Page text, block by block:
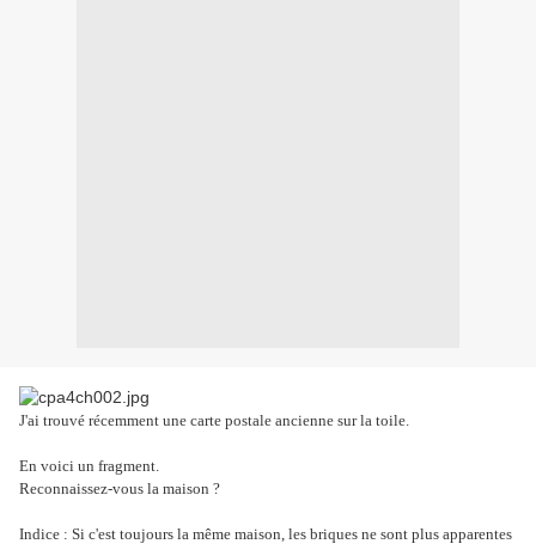
J'ai trouvé récemment une carte postale ancienne sur la toile.
En voici un fragment.
Reconnaissez-vous la maison ?
Indice : Si c'est toujours la même maison, les briques ne sont plus apparentes